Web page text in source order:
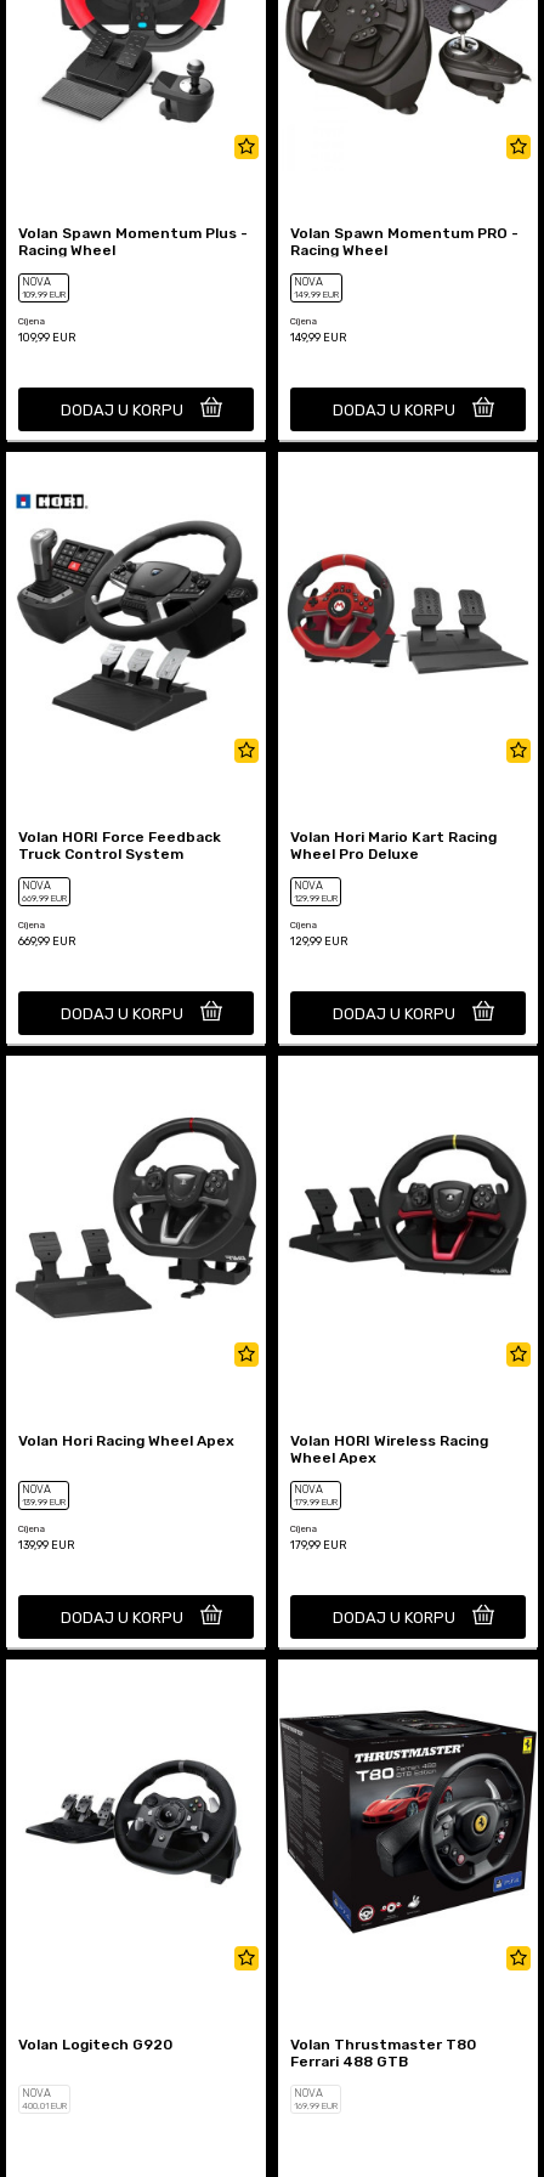
Volan Spawn Momentum Plus -
Racing Wheel
NOVA
109,99 EUR
Cijena
109,99 EUR
DODAJ U KORPU
Volan Spawn Momentum PRO -
Racing Wheel
NOVA
149,99 EUR
Cijena
149,99 EUR
DODAJ U KORPU
Volan HORI Force Feedback
Truck Control System
NOVA
669,99 EUR
Cijena
669,99 EUR
DODAJ U KORPU
Volan Hori Mario Kart Racing
Wheel Pro Deluxe
NOVA
129,99 EUR
Cijena
129,99 EUR
DODAJ U KORPU
Volan Hori Racing Wheel Apex
NOVA
139,99 EUR
Cijena
139,99 EUR
DODAJ U KORPU
Volan HORI Wireless Racing
Wheel Apex
NOVA
179,99 EUR
Cijena
179,99 EUR
DODAJ U KORPU
Volan Logitech G920
NOVA
400,01 EUR
Volan Thrustmaster T80
Ferrari 488 GTB
NOVA
169,99 EUR